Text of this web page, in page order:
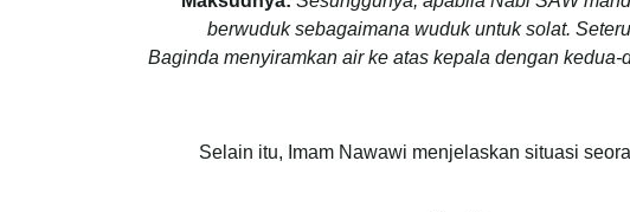
berwuduk sebagaimana wuduk untuk solat.
Baginda menyiramkan air ke atas kepala dengan
Selain itu, Imam Nawawi menjelaskan situasi